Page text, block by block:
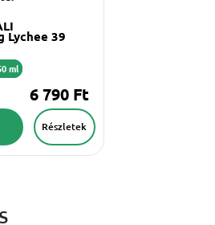
Lychee 39
ml
6 790 Ft
Részletek